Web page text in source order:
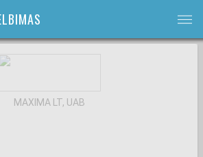
bars
MAXIMA LT, UAB